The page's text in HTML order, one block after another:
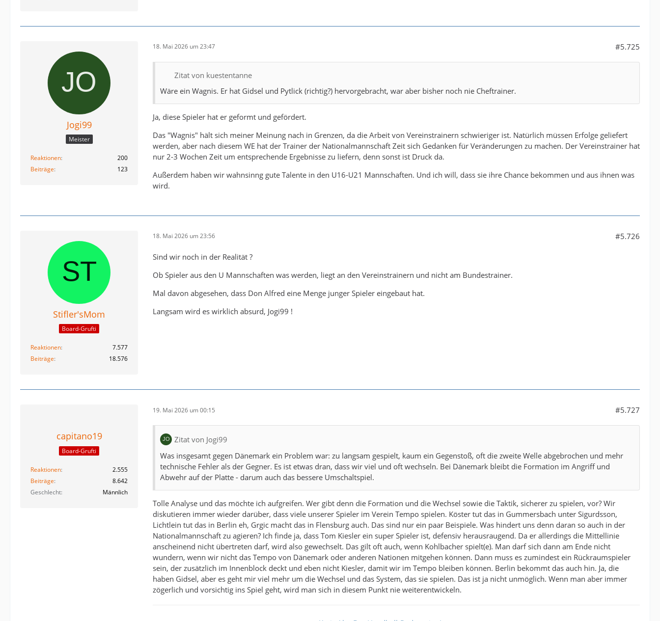
Jogi99
Meister
Reaktionen
200
Beiträge
123
18. Mai 2026 um 23:47 #5.725
Zitat von kuestentanne
Wäre ein Wagnis. Er hat Gidsel und Pytlick (richtig?) hervorgebracht, war aber bisher noch nie Cheftrainer.
Ja, diese Spieler hat er geformt und gefördert.
Das "Wagnis" hält sich meiner Meinung nach in Grenzen, da die Arbeit von Vereinstrainern schwieriger ist. Natürlich müssen Erfolge geliefert
werden, aber nach diesem WE hat der Trainer der Nationalmannschaft Zeit sich Gedanken für Veränderungen zu machen. Der Vereinstrainer hat
nur 2-3 Wochen Zeit um entsprechende Ergebnisse zu liefern, denn sonst ist Druck da.
Außerdem haben wir wahnsinng gute Talente in den U16-U21 Mannschaften. Und ich will, dass sie ihre Chance bekommen und aus ihnen was
wird.
Stifler'sMom
Board-Grufti
Reaktionen
7.577
Beiträge
18.576
18. Mai 2026 um 23:56 #5.726
Sind wir noch in der Realität ?
Ob Spieler aus den U Mannschaften was werden, liegt an den Vereinstrainern und nicht am Bundestrainer.
Mal davon abgesehen, dass Don Alfred eine Menge junger Spieler eingebaut hat.
Langsam wird es wirklich absurd, Jogi99 !
capitano19
Board-Grufti
Reaktionen
2.555
Beiträge
8.642
Geschlecht
Männlich
19. Mai 2026 um 00:15 #5.727
Zitat von Jogi99
Was insgesamt gegen Dänemark ein Problem war: zu langsam gespielt, kaum ein Gegenstoß, oft die zweite Welle abgebrochen und mehr
technische Fehler als der Gegner. Es ist etwas dran, dass wir viel und oft wechseln. Bei Dänemark bleibt die Formation im Angriff und
Abwehr auf der Platte - darum auch das bessere Umschaltspiel.
Tolle Analyse und das möchte ich aufgreifen. Wer gibt denn die Formation und die Wechsel sowie die Taktik, sicherer zu spielen, vor? Wir
diskutieren immer wieder darüber, dass viele unserer Spieler im Verein Tempo spielen. Köster tut das in Gummersbach unter Sigurdsson,
Lichtlein tut das in Berlin eh, Grgic macht das in Flensburg auch. Das sind nur ein paar Beispiele. Was hindert uns denn daran so auch in der
Nationalmannschaft zu agieren? Ich finde ja, dass Tom Kiesler ein super Spieler ist, defensiv herausraugend. Da er allerdings die Mittellinie
anscheinend nicht übertreten darf, wird also gewechselt. Das gilt oft auch, wenn Kohlbacher spielt(e). Man darf sich dann am Ende nicht
wundern, wenn wir nicht das Tempo von Dänemark oder anderen Nationen mitgehen können. Dann muss es zumindest ein Rückraumspieler
sein, der zusätzlich im Innenblock deckt und eben nicht Kiesler, damit wir im Tempo bleiben können. Berlin bekommt das auch hin. Ja, die
haben Gidsel, aber es geht mir viel mehr um die Wechsel und das System, das sie spielen. Das ist ja nicht unmöglich. Wenn man aber immer
zögerlich und vorsichtig ins Spiel geht, wird man sich in diesem Punkt nie weiterentwickeln.